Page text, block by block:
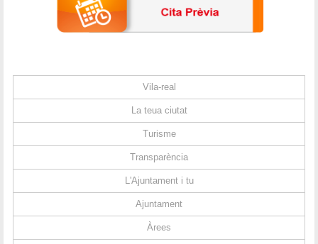
Vila-real
La teua ciutat
Turisme
Transparència
L'Ajuntament i tu
Ajuntament
Àrees